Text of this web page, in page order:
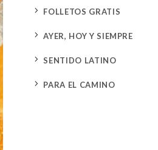
5 FOLLETOS GRATIS
5 AYER, HOY Y SIEMPRE
5 SENTIDO LATINO
5 PARA EL CAMINO